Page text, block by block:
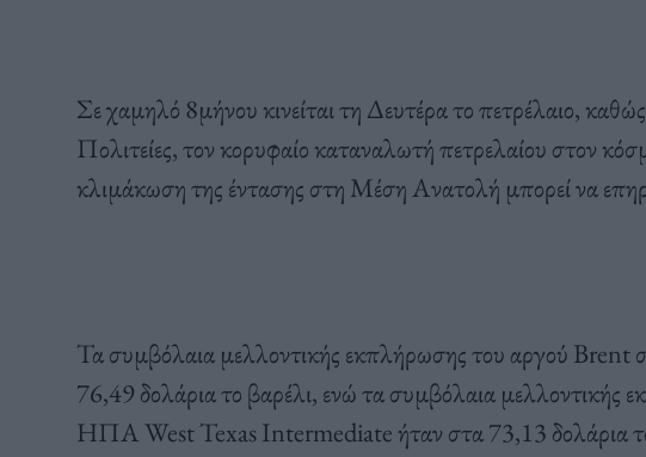
Σε χαμηλό 8μήνου κινείται τη Δευτέρα το πετρέλαιο,
Πολιτείες, τον κορυφαίο καταναλωτή πετρελαίου στον
κλιμάκωση της έντασης στη Μέση Ανατολή μπορεί να
Τα συμβόλαια μελλοντικής εκπλήρωσης του αργού
76,49 δολάρια το βαρέλι, ενώ τα συμβόλαια μελλοντικής
ΗΠΑ West Texas Intermediate ήταν στα 73,13 δολάρια